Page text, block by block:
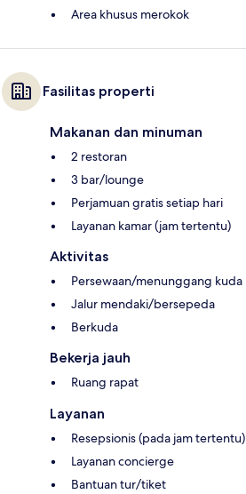
Area khusus merokok
Fasilitas properti
Makanan dan minuman
2 restoran
3 bar/lounge
Perjamuan gratis setiap hari
Layanan kamar (jam tertentu)
Aktivitas
Persewaan/menunggang kuda
Jalur mendaki/bersepeda
Berkuda
Bekerja jauh
Ruang rapat
Layanan
Resepsionis (pada jam tertentu)
Layanan concierge
Bantuan tur/tiket